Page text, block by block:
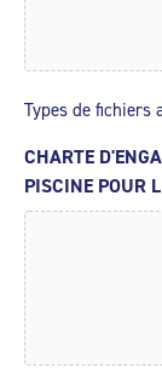
Types de fichiers
CHARTE
PISCINE POUR